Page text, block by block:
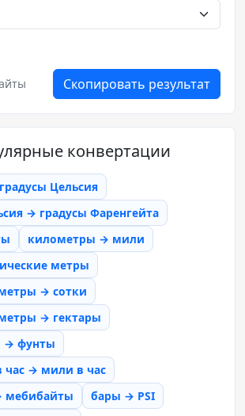
Скопировать результат
конвертации
Цельсия
→ градусы Фаренгейта
километры → мили
метры
→ сотки
→ гектары
→ фунты
час → мили в час
мебибайты
бары → PSI